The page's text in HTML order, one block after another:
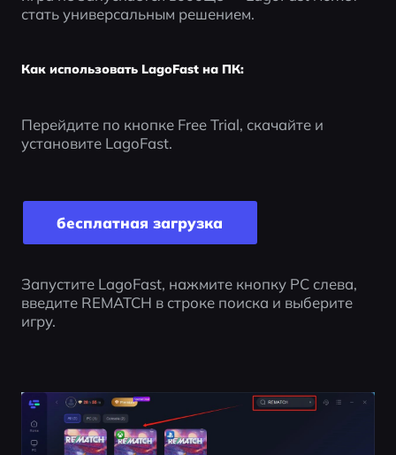
стать универсальным решением.
Как использовать LagoFast на ПК:
Перейдите по кнопке Free Trial, скачайте и
установите LagoFast.
бесплатная загрузка
Запустите LagoFast, нажмите кнопку PC слева,
введите REMATCH в строке поиска и выберите
игру.